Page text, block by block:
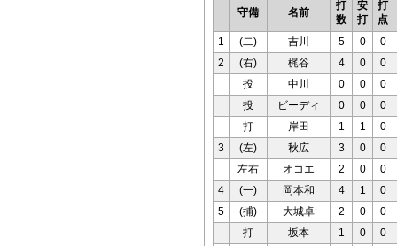
守備 名前
打
数
安
打
打
点
1
(二) 吉川 5 0
0
2
(右) 梶谷 4 0
0
投
中川 0 0
0
投
ビーディ 0 0
0
打
岸田 1 1
0
3
(左) 秋広 3 0
0
左右
オコエ 2 0
0
4
(一) 岡本和 4 1
0
5
(捕) 大城卓 2 0
0
打
坂本 1 0
0